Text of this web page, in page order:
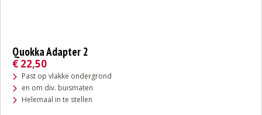
Quokka Adapter 2
€ 22,50
Past op vlakke ondergrond
en om div. buismaten
Helemaal in te stellen